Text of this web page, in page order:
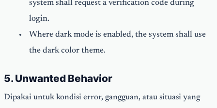
system shall request a verification code during
login.
Where dark mode is enabled, the system shall use
the dark color theme.
5. Unwanted Behavior
Dipakai untuk kondisi error, gangguan, atau situasi yang